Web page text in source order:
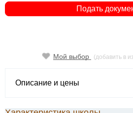
Подать
Мой выбор (добавить в
Описание и цены